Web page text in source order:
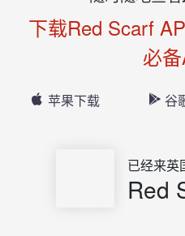
下载Red Scarf
必
苹果下载 谷
已经来英
Red